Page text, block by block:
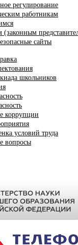
регулирование
работникам
(законным
сайты
школьников
коррупции
условий труда
вопросы